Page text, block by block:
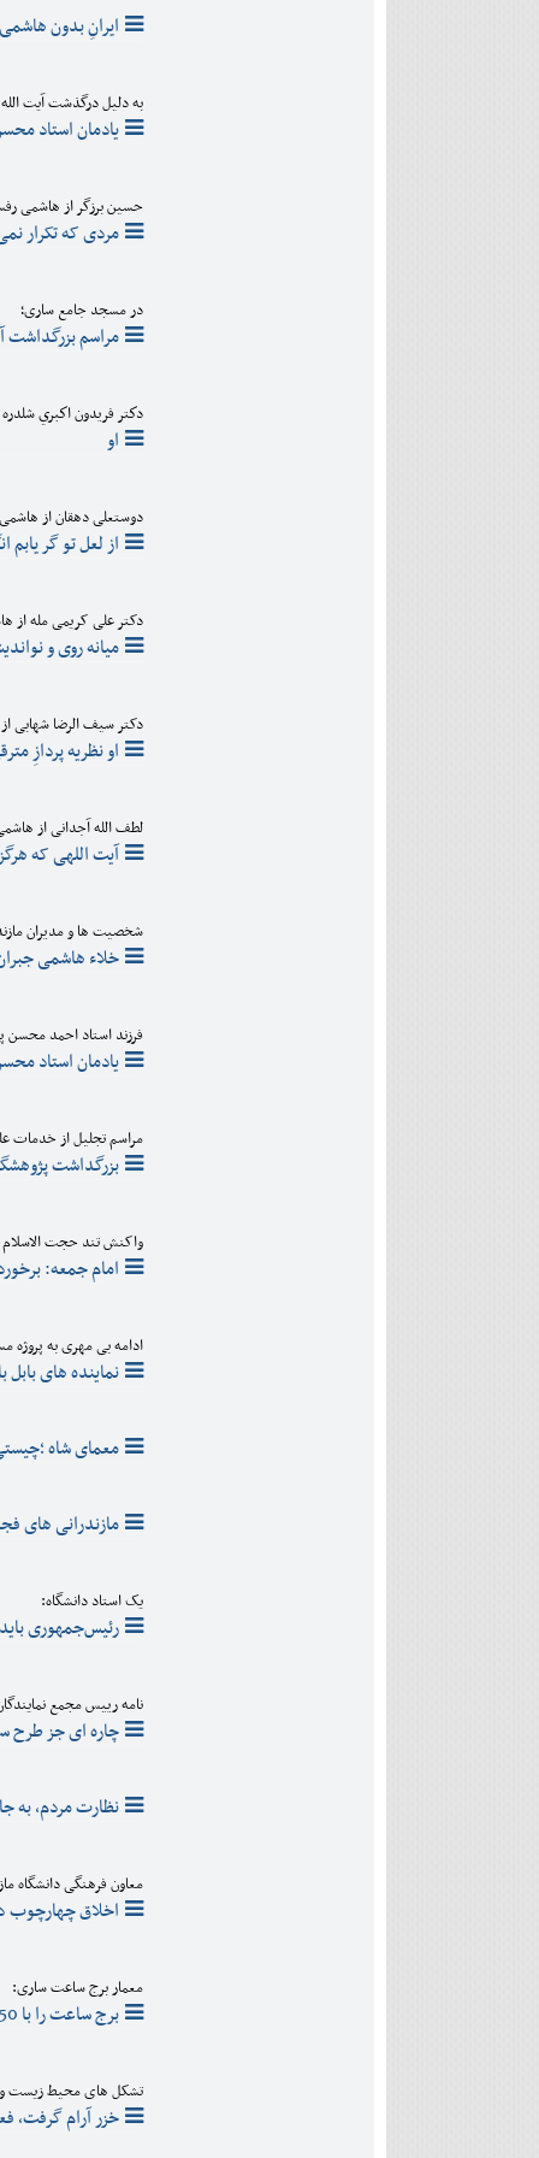
ایرانِ بدون هاشمی
به دلیل درگذشت آیت
یادمان استاد
حسین برزگر از هاشمی
مردی که تکرار
در مسجد جامع ساری؛
مراسم بزرگداشت
دكتر فريدون اكبري
او
دوستعلی دهقان از
از لعل تو گر يابم
دکتر علی کریمی مله از
میانه روی و
دکتر سیف الرضا شهابی
او نظریه پردازِ
لطف الله آجدانی از
آیت اللهی که
شخصیت ها و مدیران
خلاء هاشمی
فرزند استاد احمد محسن
یادمان استاد
مراسم تجلیل از خدمات
بزرگداشت
واکنش تند حجت
امام جمعه:
ادامه بی مهری به
نماینده های بابل
معمای شاه
مازندرانی های
یک استاد دانشگاه:
رئیس‌جمهوری
نامه رییس مجمع
چاره ای جز طرح
نظارت مردم، به
معاون فرهنگی دانشگاه
اخلاق چهارچوب
معمار برج ساعت ساری:
برج ساعت را با 250 هزار تومان ساختیم
تشکل های محیط زیست و
خزر آرام گرفت،